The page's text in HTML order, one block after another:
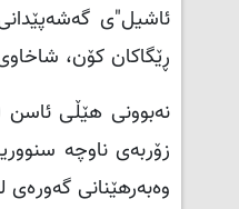
ڕێگاکان کۆن،
نەبوونی هێڵی ئاسن
زۆربەی ناوچە
وەبەرهێنانی